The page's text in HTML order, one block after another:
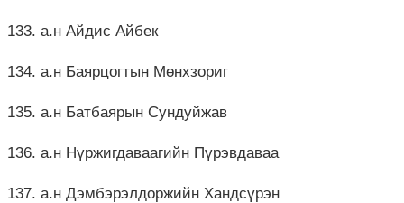
133. а.н Айдис Айбек
134. а.н Баярцогтын Мөнхзориг
135. а.н Батбаярын Сундуйжав
136. а.н Нүржигдаваагийн Пүрэвдаваа
137. а.н Дэмбэрэлдоржийн Хандсүрэн